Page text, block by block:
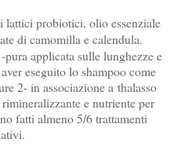
lattici probiotici, olio essenziale
di camomilla e calendula.
applicata sulle lunghezze e
eseguito lo shampoo come
2- in associazione a thalasso
e nutriente per
fatti almeno 5/6 trattamenti